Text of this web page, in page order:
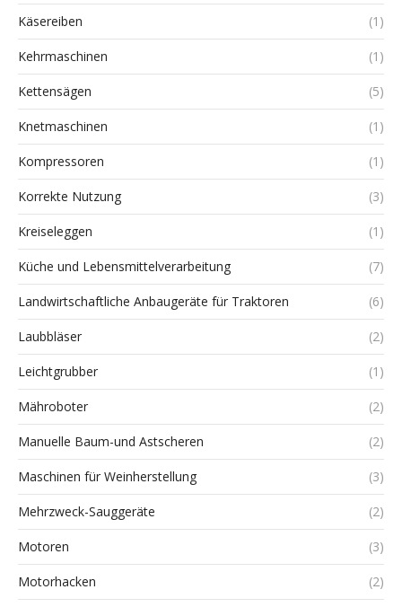
Käsereiben (1)
Kehrmaschinen (1)
Kettensägen (5)
Knetmaschinen (1)
Kompressoren (1)
Korrekte Nutzung (3)
Kreiseleggen (1)
Küche und Lebensmittelverarbeitung (7)
Landwirtschaftliche Anbaugeräte für Traktoren (6)
Laubbläser (2)
Leichtgrubber (1)
Mähroboter (2)
Manuelle Baum-und Astscheren (2)
Maschinen für Weinherstellung (3)
Mehrzweck-Sauggeräte (2)
Motoren (3)
Motorhacken (2)